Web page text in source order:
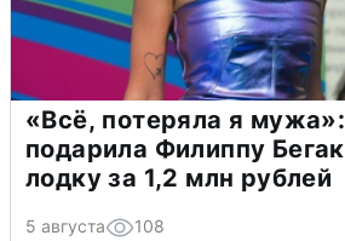
«Всё, потеряла я
подарила Филиппу
лодку за 1,2 млн рублей
5 августа 108